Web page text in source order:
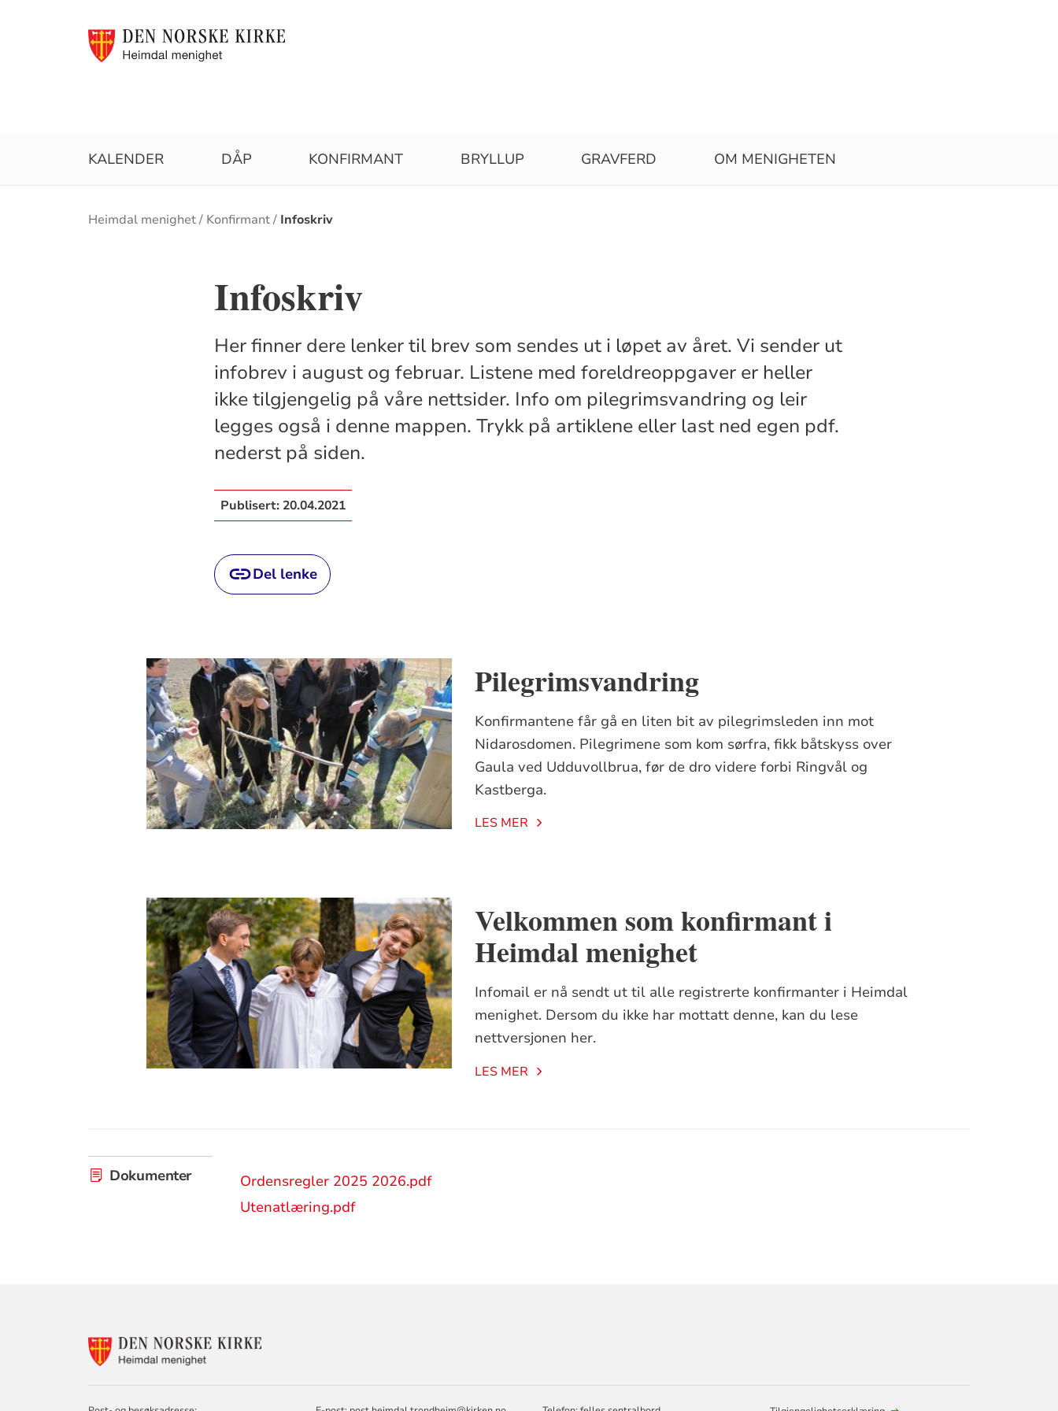
KALENDER DÅP KONFIRMANT BRYLLUP GRAVFERD OM MENIGHETEN
Brødsmulesti
Heimdal menighet Konfirmant Infoskriv
Infoskriv
Her finner dere lenker til brev som sendes ut i løpet av året. Vi sender ut
infobrev i august og februar. Listene med foreldreoppgaver er heller
ikke tilgjengelig på våre nettsider. Info om pilegrimsvandring og leir
legges også i denne mappen. Trykk på artiklene eller last ned egen pdf.
nederst på siden.
Publisert: 20.04.2021
Del lenke
Pilegrimsvandring
Konfirmantene får gå en liten bit av pilegrimsleden inn mot
Nidarosdomen. Pilegrimene som kom sørfra, fikk båtskyss over
Gaula ved Udduvollbrua, før de dro videre forbi Ringvål og
Kastberga.
LES MER
Velkommen som konfirmant i
Heimdal menighet
Infomail er nå sendt ut til alle registrerte konfirmanter i Heimdal
menighet. Dersom du ikke har mottatt denne, kan du lese
nettversjonen her.
LES MER
Dokumenter
Ordensregler 2025 2026.pdf
Utenatlæring.pdf
KONTAKTINFORMASJON